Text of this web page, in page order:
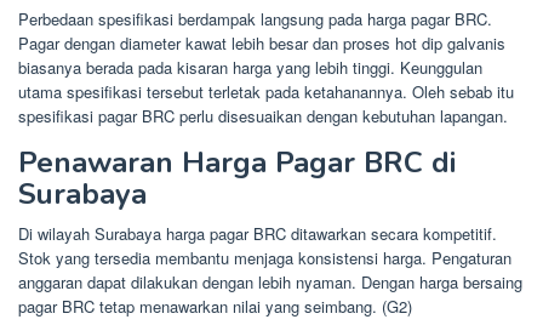
Perbedaan spesifikasi berdampak langsung pada harga pagar BRC.
Pagar dengan diameter kawat lebih besar dan proses hot dip galvanis
biasanya berada pada kisaran harga yang lebih tinggi. Keunggulan
utama spesifikasi tersebut terletak pada ketahanannya. Oleh sebab itu
spesifikasi pagar BRC perlu disesuaikan dengan kebutuhan lapangan.
Penawaran Harga Pagar BRC di
Surabaya
Di wilayah Surabaya harga pagar BRC ditawarkan secara kompetitif.
Stok yang tersedia membantu menjaga konsistensi harga. Pengaturan
anggaran dapat dilakukan dengan lebih nyaman. Dengan harga bersaing
pagar BRC tetap menawarkan nilai yang seimbang. (G2)